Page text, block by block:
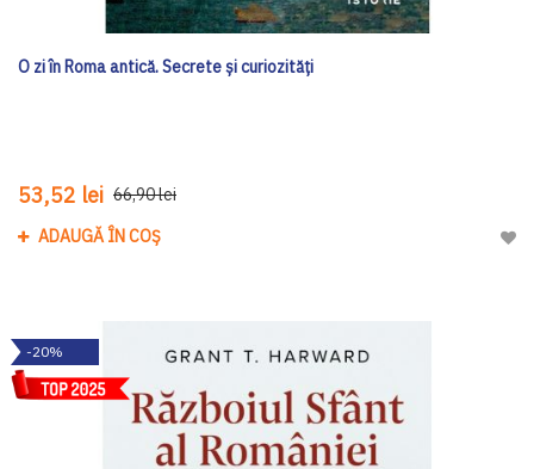
O zi în Roma antică. Secrete şi curiozităţi
53,52 lei 66,90 lei
ADAUGĂ ÎN COȘ
-20%